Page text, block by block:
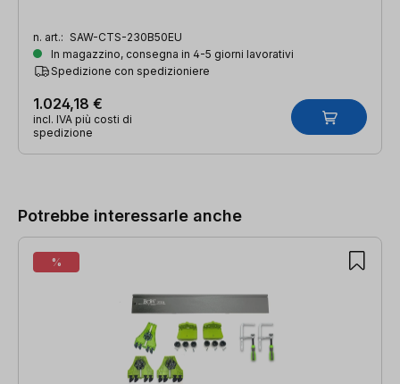
n. art.: SAW-CTS-230B50EU
In magazzino, consegna in 4-5 giorni lavorativi
Spedizione con spedizioniere
1.024,18 €
incl. IVA più costi di
spedizione
Potrebbe interessarle anche
%